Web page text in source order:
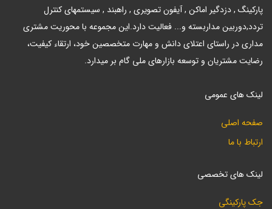
پارکینگ , دزدگیر اماکن , آیفون تصویری , راهبند , سیستمهای کنترل
تردد,دوربین مداربسته و... فعالیت دارد.این مجموعه با محوریت مشتری
مداری در راستای اعتلای دانش و مهارت متخصصین خود، ارتقاء کیفیت،
رضایت مشتریان و توسعه بازارهای ملی گام بر میدارد.
لینک های عمومی
صفحه اصلی
ارتباط با ما
لینک های تخصصی
جک پارکینگی